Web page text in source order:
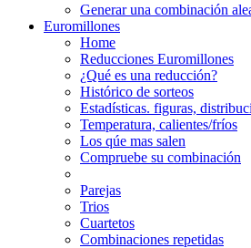
Generar una combinación
Euromillones
Home
Reducciones Euromillones
¿Qué es una reducción?
Histórico de sorteos
Estadísticas. figuras,
Temperatura, calientes/fríos
Los qúe mas salen
Compruebe su combinación
Parejas
Trios
Cuartetos
Combinaciones repetidas